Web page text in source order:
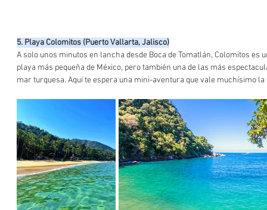
5. Playa Colomitos (Puerto Vallarta, Jalisco)
A solo unos minutos en lancha desde Boca de Tomatlán, Colomitos es
playa más pequeña de México, pero también una de las más
mar turquesa. Aquí te espera una mini-aventura que vale muchísimo la